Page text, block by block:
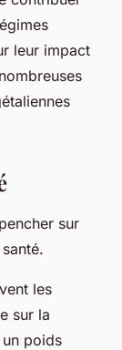
leur impact
sur
les
sur la
poids